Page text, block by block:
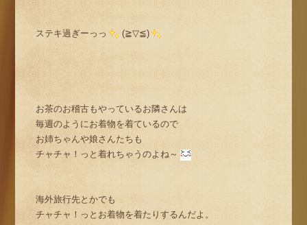
ステキ過ぎーっっ (≧▽≦)
お茶のお稽古もやっているお隣さんは
毎週のようにお着物を着ているので
お姉ちゃんや娘さんたちも
チャチャ！っと着れちゃうのよね～
海外旅行先とかでも
チャチャ！っとお着物を着たりするんだよ。